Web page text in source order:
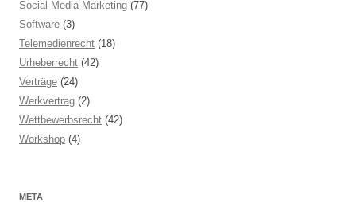
Social Media Marketing (77)
Software (3)
Telemedienrecht (18)
Urheberrecht (42)
Verträge (24)
Werkvertrag (2)
Wettbewerbsrecht (42)
Workshop (4)
META